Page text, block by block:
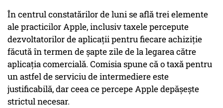
În centrul constatărilor de luni se află trei elemente
ale practicilor Apple, inclusiv taxele percepute
dezvoltatorilor de aplicații pentru fiecare achiziție
făcută în termen de șapte zile de la legarea către
aplicația comercială. Comisia spune că o taxă pentru
un astfel de serviciu de intermediere este
justificabilă, dar ceea ce percepe Apple depășește
strictul necesar.